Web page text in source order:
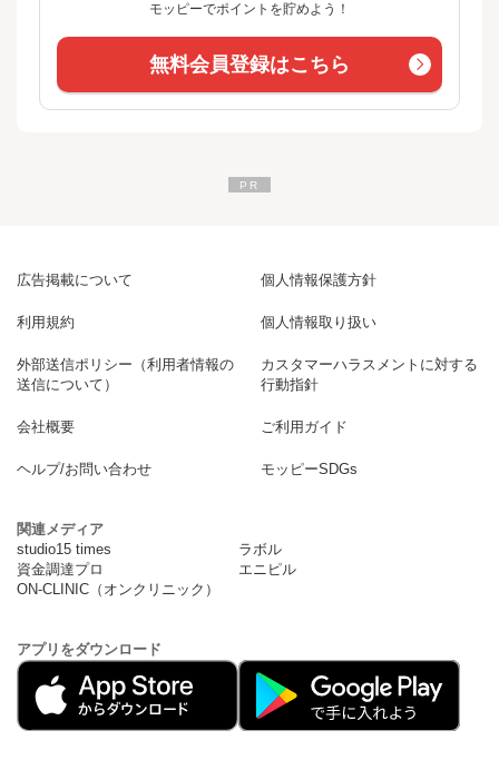
モッピーでポイントを貯めよう！
無料会員登録はこちら
広告掲載について 個人情報保護方針
利用規約 個人情報取り扱い
外部送信ポリシー（利用者情報の
送信について）
カスタマーハラスメントに対する
行動指針
会社概要 ご利用ガイド
ヘルプ/お問い合わせ モッピーSDGs
関連メディア
studio15 times
ラボル
資金調達プロ
エニピル
ON-CLINIC（オンクリニック）
アプリをダウンロード